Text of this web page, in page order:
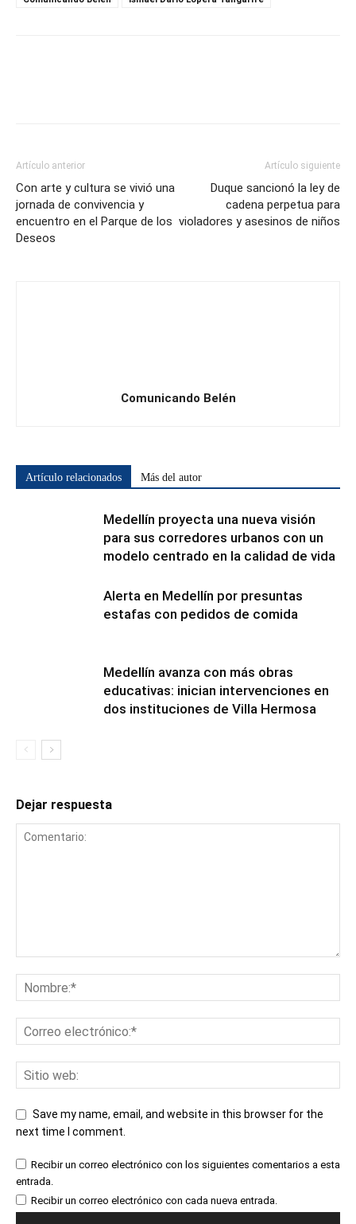
Artículo anterior
Con arte y cultura se vivió una
jornada de convivencia y
encuentro en el Parque de los
Deseos
Artículo siguiente
Duque sancionó la ley de
cadena perpetua para
violadores y asesinos de niños
Comunicando Belén
Artículo relacionados Más del autor
Medellín proyecta una nueva visión
para sus corredores urbanos con un
modelo centrado en la calidad de vida
Alerta en Medellín por presuntas
estafas con pedidos de comida
Medellín avanza con más obras
educativas: inician intervenciones en
dos instituciones de Villa Hermosa
Dejar respuesta
Save my name, email, and website in this browser for the
next time I comment.
Recibir un correo electrónico con los siguientes comentarios a esta
entrada.
Recibir un correo electrónico con cada nueva entrada.